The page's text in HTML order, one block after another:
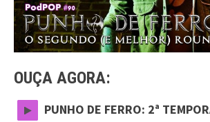
OUÇA AGORA:
PUNHO DE FERRO: 2ª